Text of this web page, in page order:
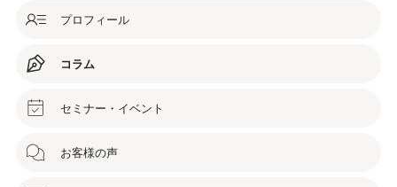
プロフィール
コラム
セミナー・イベント
お客様の声